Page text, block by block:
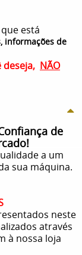
está
informações de
deseja, NÃO
de
a um
sua máquina.
neste
através
à nossa loja